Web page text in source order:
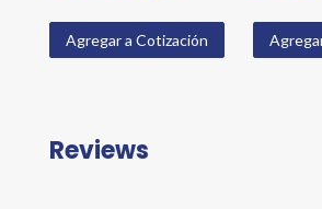
Agregar a Cotización
Reviews